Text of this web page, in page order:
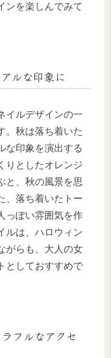
ンを楽しんでみて
ルな印象に
イルデザインの一
。秋は落ち着いた
な印象を演出する
りとしたオレンジ
と、秋の風景を思
、落ち着いたトー
っぽい雰囲気を作
ルは、ハロウィン
がらも、大人の女
としておすすめで
フルなアクセ